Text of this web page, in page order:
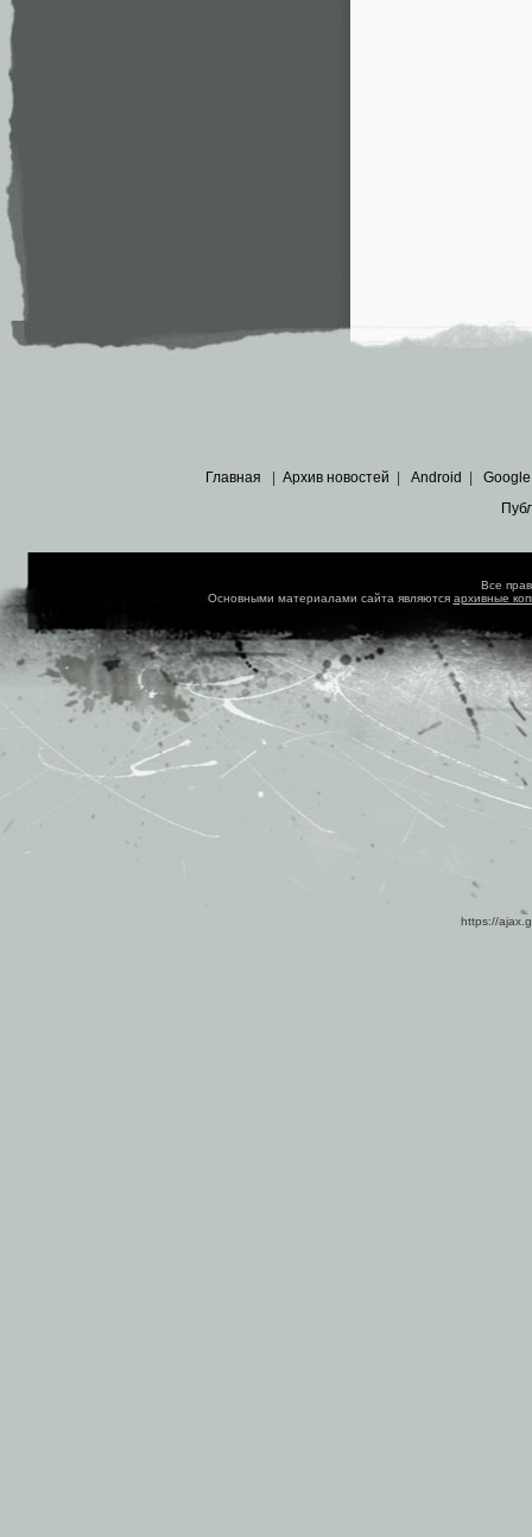
Главная Архив новостей Android Google
Все
Основными материалами сайта являются архивные
https://